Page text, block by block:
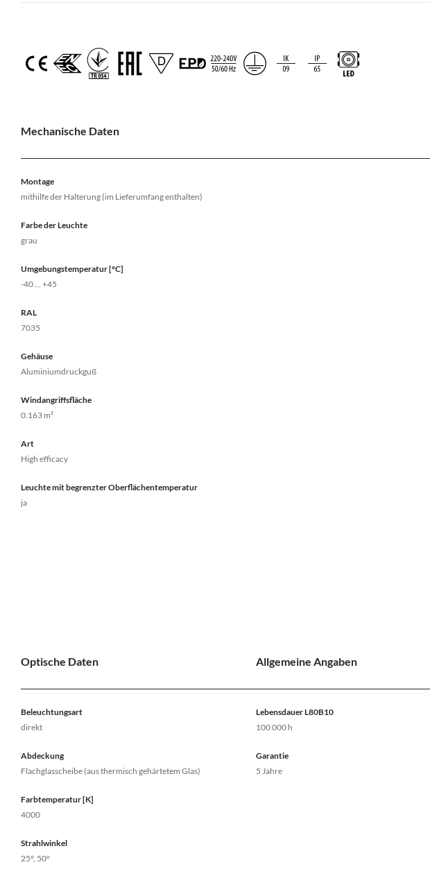
Mechanische Daten
Montage
mithilfe der Halterung (im Lieferumfang enthalten)
Farbe der Leuchte
grau
Umgebungstemperatur [°C]
-40 ... +45
RAL
7035
Gehäuse
Aluminiumdruckguß
Windangriffsfläche
0.163 m²
Art
High efficacy
Leuchte mit begrenzter Oberflächentemperatur
ja
Optische Daten
Beleuchtungsart
direkt
Abdeckung
Flachglasscheibe (aus thermisch gehärtetem Glas)
Farbtemperatur [K]
4000
Strahlwinkel
25°, 50°
Allgemeine Angaben
Lebensdauer L80B10
100 000 h
Garantie
5 Jahre